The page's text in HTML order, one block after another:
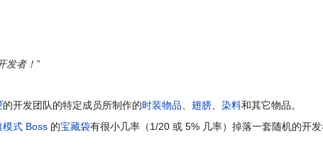
发者！”
的开发团队的特定成员所制作的时装物品、 翅膀、 染料和其它物品。
模式 Boss 的宝藏袋有很小几率（1/20 或 5% 几率）掉落一套随机的开发